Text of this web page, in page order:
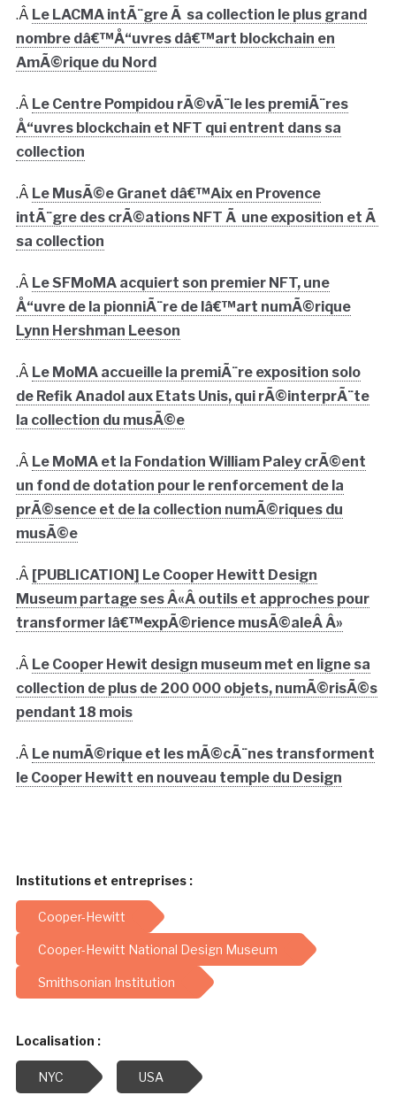
.Â Le LACMA intÃ¨gre Ã sa collection le plus grand
nombre dâ€™Å“uvres dâ€™art blockchain en
AmÃ©rique du Nord
.Â Le Centre Pompidou rÃ©vÃ¨le les premiÃ¨res
Å“uvres blockchain et NFT qui entrent dans sa
collection
.Â Le MusÃ©e Granet dâ€™Aix en Provence
intÃ¨gre des crÃ©ations NFT Ã une exposition et Ã
sa collection
.Â Le SFMoMA acquiert son premier NFT, une
Å“uvre de la pionniÃ¨re de lâ€™art numÃ©rique
Lynn Hershman Leeson
.Â Le MoMA accueille la premiÃ¨re exposition solo
de Refik Anadol aux Etats Unis, qui rÃ©interprÃ¨te
la collection du musÃ©e
.Â Le MoMA et la Fondation William Paley crÃ©ent
un fond de dotation pour le renforcement de la
prÃ©sence et de la collection numÃ©riques du
musÃ©e
.Â [PUBLICATION] Le Cooper Hewitt Design
Museum partage ses Â«Â outils et approches pour
transformer lâ€™expÃ©rience musÃ©aleÂ Â»
.Â Le Cooper Hewit design museum met en ligne sa
collection de plus de 200 000 objets, numÃ©risÃ©s
pendant 18 mois
.Â Le numÃ©rique et les mÃ©cÃ¨nes transforment
le Cooper Hewitt en nouveau temple du Design
Institutions et entreprises :
Cooper-Hewitt
Cooper-Hewitt National Design Museum
Smithsonian Institution
Localisation :
NYC USA